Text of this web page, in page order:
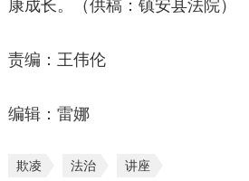
康成长。（供稿：镇安县法院）
责编：王伟伦
编辑：雷娜
欺凌 法治 讲座